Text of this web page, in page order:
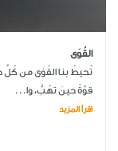
القُوَى
تُحيطُ بنا القُوَى من كُلِّ
قوَّةً حينَ تهُبُّ، وا...
اقرأ المزيد